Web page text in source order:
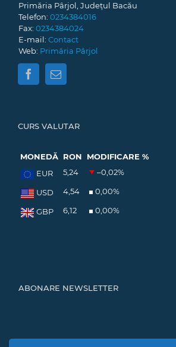
Primăria Pârjol, Județul Bacău
Telefon: 0234384016
Fax: 0234384024
E-mail: Contact
Web: Primăria Pârjol
CURS VALUTAR
MONEDĂ RON
MODIFICARE %
EUR
5,24 –0,02%
USD 4,54 0,00%
GBP 6,12 0,00%
ABONARE NEWSLETTER